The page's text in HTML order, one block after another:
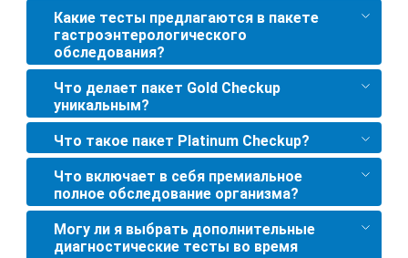
Какие тесты предлагаются в пакете
гастроэнтерологического
обследования?
Что делает пакет Gold Checkup
уникальным?
Что такое пакет Platinum Checkup?
Что включает в себя премиальное
полное обследование организма?
Могу ли я выбрать дополнительные
диагностические тесты во время